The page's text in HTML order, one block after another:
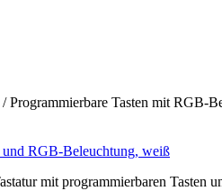
Tasten mit
mit programmierbaren Tasten